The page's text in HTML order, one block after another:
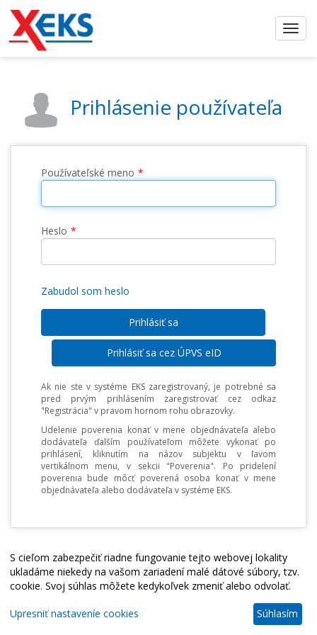
Prihlásenie používateľa
Používateľské meno
Heslo
Zabudol som heslo
Prihlásiť sa cez ÚPVS eID
Ak nie ste v systéme EKS zaregistrovaný, je potrebné sa
pred prvým prihlásením zaregistrovať cez odkaz
"Registrácia" v pravom hornom rohu obrazovky.
Udelenie poverenia konať v mene objednávateľa alebo
dodávateľa ďalším používateľom môžete vykonať po
prihlásení, kliknutím na názov subjektu v ľavom
vertikálnom menu, v sekcii "Poverenia". Po pridelení
poverenia bude môcť poverená osoba konať v mene
objednávateľa alebo dodávateľa v systéme EKS.
S cieľom zabezpečiť riadne fungovanie tejto webovej lokality
ukladáme niekedy na vašom zariadení malé dátové súbory, tzv.
cookie. Svoj súhlas môžete kedykoľvek zmeniť alebo odvolať.
Upresniť nastaveníe cookies Súhlasím